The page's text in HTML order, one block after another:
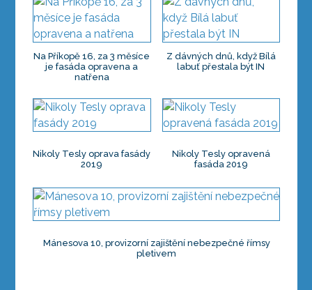
Na Příkopě 16, za 3 měsíce
je fasáda opravena a
natřena
Z dávných dnů, když Bílá
labuť přestala být IN
Nikoly Tesly oprava fasády
2019
Nikoly Tesly opravená
fasáda 2019
Mánesova 10, provizorní zajištění nebezpečné římsy
pletivem